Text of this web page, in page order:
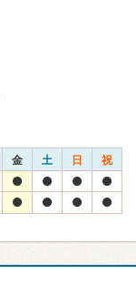
金 土 日 祝